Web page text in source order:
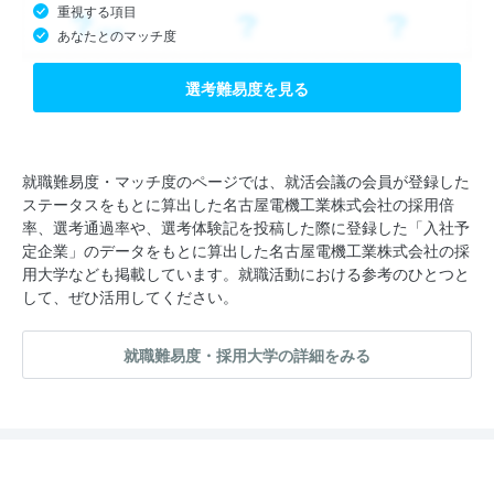
重視する項目
あなたとのマッチ度
選考難易度を見る
就職難易度・マッチ度のページでは、就活会議の会員が登録した
ステータスをもとに算出した名古屋電機工業株式会社の採用倍
率、選考通過率や、選考体験記を投稿した際に登録した「入社予
定企業」のデータをもとに算出した名古屋電機工業株式会社の採
用大学なども掲載しています。就職活動における参考のひとつと
して、ぜひ活用してください。
就職難易度・採用大学の詳細をみる